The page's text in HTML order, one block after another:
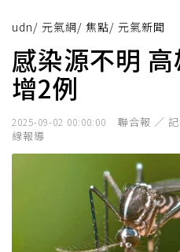
udn/ 元氣網/ 焦點/ 元氣新聞
感染源不明
增2例
2025-09-02 00:00:00
聯合報 ／
線報導